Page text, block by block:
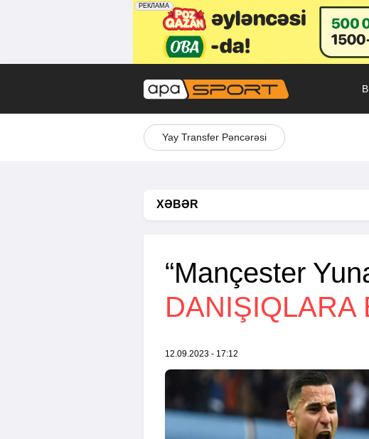
Yay Transfer Pəncərəsi
XƏBƏR
“Mançester
DANIŞIQLARA
12.09.2023 - 17:12